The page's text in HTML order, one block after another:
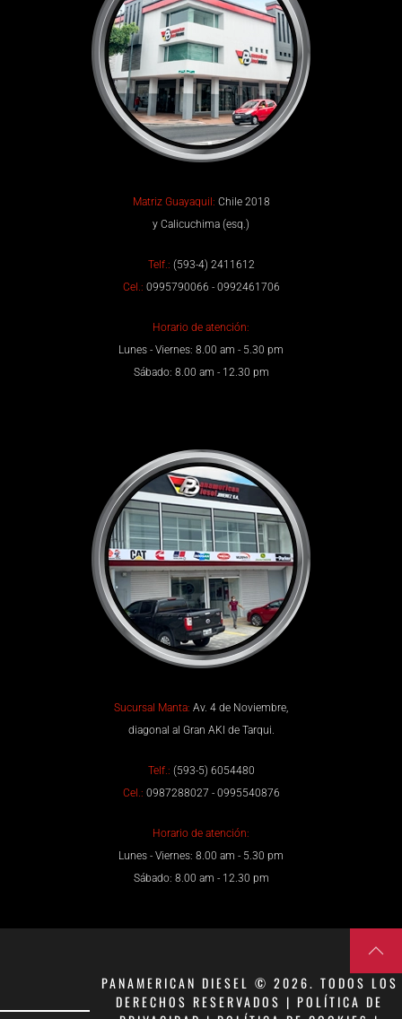
Matriz Guayaquil: Chile 2018
y Calicuchima (esq.)
Telf.: (593-4) 2411612
Cel.: 0995790066 - 0992461706
Horario de atención:
Lunes - Viernes: 8.00 am - 5.30 pm
Sábado: 8.00 am - 12.30 pm
Sucursal Manta: Av. 4 de Noviembre,
diagonal al Gran AKI de Tarqui.
Telf.: (593-5) 6054480
Cel.: 0987288027 - 0995540876
Horario de atención:
Lunes - Viernes: 8.00 am - 5.30 pm
Sábado: 8.00 am - 12.30 pm
PANAMERICAN DIESEL © 2026. TODOS LOS
DERECHOS RESERVADOS | POLÍTICA DE